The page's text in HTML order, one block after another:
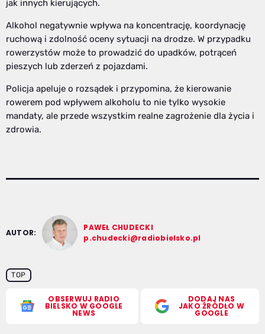
jak innych kierujących.
Alkohol negatywnie wpływa na koncentrację, koordynację
ruchową i zdolność oceny sytuacji na drodze. W przypadku
rowerzystów może to prowadzić do upadków, potrąceń
pieszych lub zderzeń z pojazdami.
Policja apeluje o rozsądek i przypomina, że kierowanie
rowerem pod wpływem alkoholu to nie tylko wysokie
mandaty, ale przede wszystkim realne zagrożenie dla życia i
zdrowia.
AUTOR:
PAWEŁ CHUDECKI
p.chudecki@radiobielsko.pl
TOP
OBSERWUJ RADIO
BIELSKO W GOOGLE
NEWS
DODAJ NAS
JAKO ŹRÓDŁO W
GOOGLE